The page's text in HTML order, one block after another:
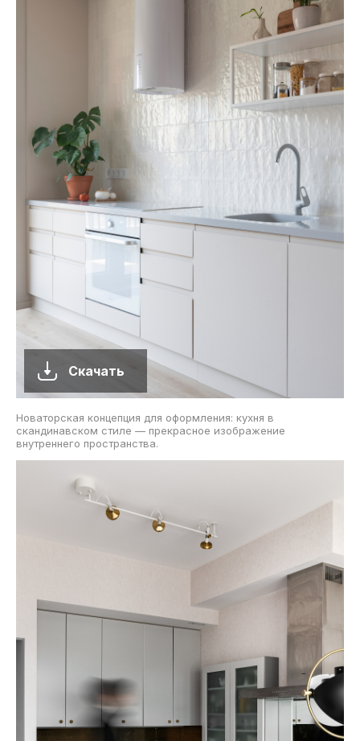
Скачать
Новаторская концепция для оформления: кухня в
скандинавском стиле — прекрасное изображение
внутреннего пространства.